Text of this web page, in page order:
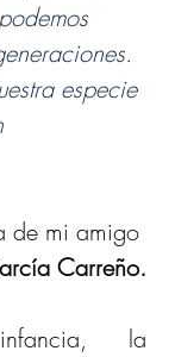
especie
de mi amigo
Carreño.
la